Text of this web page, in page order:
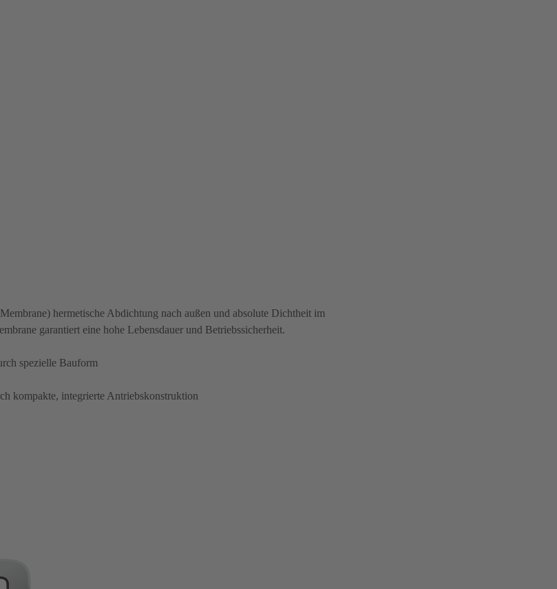
hermetische Abdichtung nach außen und absolute Dichtheit im
garantiert eine hohe Lebensdauer und Betriebssicherheit.
spezielle Bauform
kompakte, integrierte Antriebskonstruktion